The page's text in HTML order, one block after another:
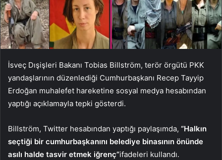
İsveç Dışişleri Bakanı Tobias Billström, terör örgütü PKK
yandaşlarının düzenlediği Cumhurbaşkanı Recep Tayyip
Erdoğan muhalefet hareketine sosyal medya hesabından
yaptığı açıklamayla tepki gösterdi.
Billström, Twitter hesabından yaptığı paylaşımda, “Halkın
seçtiği bir cumhurbaşkanını belediye binasının önünde
asılı halde tasvir etmek iğrenç”ifadeleri kullandı.